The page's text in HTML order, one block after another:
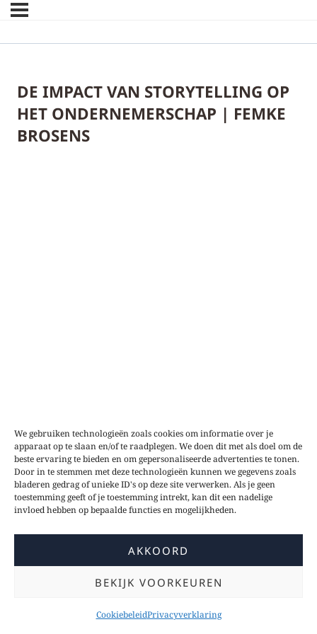
We gebruiken technologieën zoals cookies om informatie over je
apparaat op te slaan en/of te raadplegen. We doen dit met als doel om de
beste ervaring te bieden en om gepersonaliseerde advertenties te tonen.
Door in te stemmen met deze technologieën kunnen we gegevens zoals
bladeren gedrag of unieke ID's op deze site verwerken. Als je geen
toestemming geeft of je toestemming intrekt, kan dit een nadelige
invloed hebben op bepaalde functies en mogelijkheden.
AKKOORD
BEKIJK VOORKEUREN
CookiebeleidPrivacyverklaring
DE IMPACT VAN STORYTELLING OP
HET ONDERNEMERSCHAP | FEMKE
BROSENS